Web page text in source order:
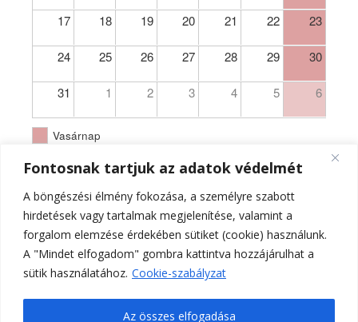
Fontosnak tartjuk az adatok védelmét
A böngészési élmény fokozása, a személyre szabott
hirdetések vagy tartalmak megjelenítése, valamint a
forgalom elemzése érdekében sütiket (cookie) használunk.
A "Mindet elfogadom" gombra kattintva hozzájárulhat a
sütik használatához. Cookie-szabályzat
Az összes elfogadása
17 18 19 20 21 22 23
24 25 26 27 28 29 30
31 1 2 3 4 5 6
Vasárnap